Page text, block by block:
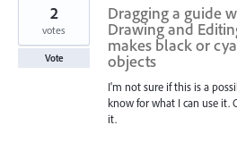
Dragging a guide
Drawing and
makes black or
objects
I'm not sure if this is a
know for what I can use
it.
2
votes
Vote